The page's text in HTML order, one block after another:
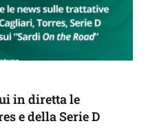
in diretta le
e della Serie D